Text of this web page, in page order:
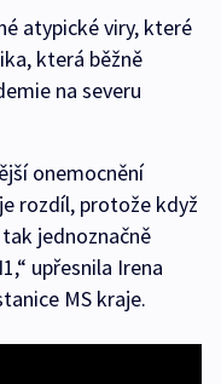
atypické viry, které
která běžně
na severu
onemocnění
rozdíl, protože když
jednoznačně
upřesnila Irena
MS kraje.